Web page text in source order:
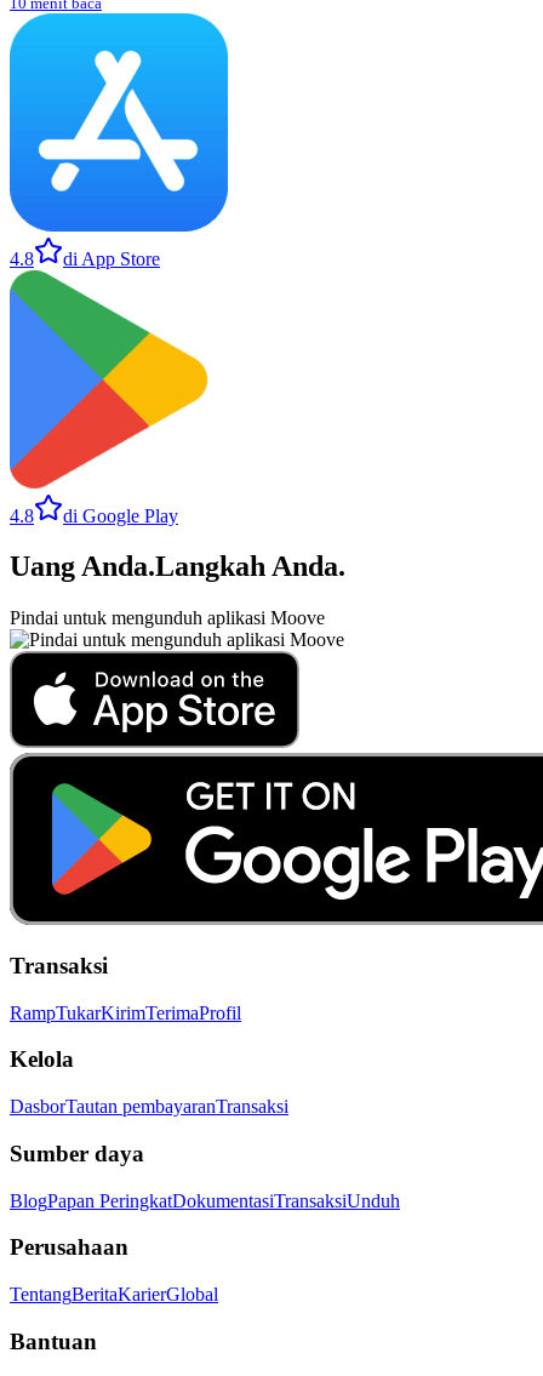
4.8 di App Store
4.8 di Google Play
Uang Anda.Langkah Anda.
Pindai untuk mengunduh aplikasi Moove
Transaksi
RampTukarKirimTerimaProfil
Kelola
DasborTautan pembayaranTransaksi
Sumber daya
BlogPapan PeringkatDokumentasiTransaksiUnduh
Perusahaan
TentangBeritaKarierGlobal
Bantuan